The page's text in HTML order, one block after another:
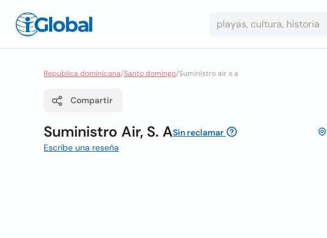
Republica dominicana/Santo domingo/Suministro air s a
Compartir
Suministro Air, S. ASin reclamar
Escribe una reseña